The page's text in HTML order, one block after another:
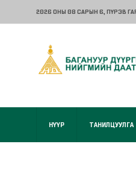
2026 ОНЫ 08 САРЫН 6, ПҮРЭВ
НҮҮР ТАНИЛЦУУЛГА